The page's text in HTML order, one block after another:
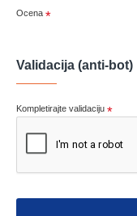
Ocena
Validacija (anti-bot)
Kompletirajte validaciju